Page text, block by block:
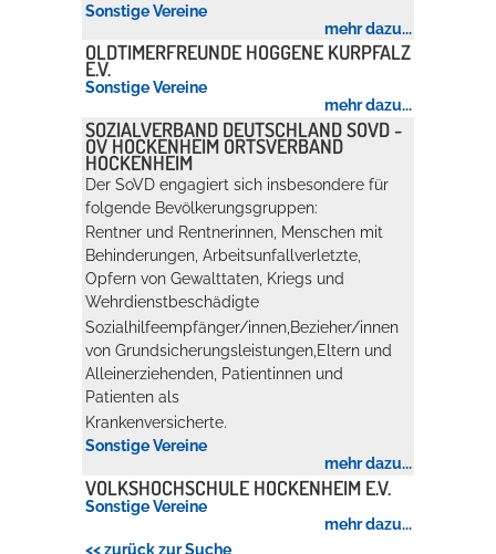
Sonstige Vereine
mehr dazu...
OLDTIMERFREUNDE HOGGENE KURPFALZ
E.V.
Sonstige Vereine
mehr dazu...
SOZIALVERBAND DEUTSCHLAND SOVD -
OV HOCKENHEIM ORTSVERBAND
HOCKENHEIM
Der SoVD engagiert sich insbesondere für
folgende Bevölkerungsgruppen:
Rentner und Rentnerinnen, Menschen mit
Behinderungen, Arbeitsunfallverletzte,
Opfern von Gewalttaten, Kriegs und
Wehrdienstbeschädigte
Sozialhilfeempfänger/innen,Bezieher/innen
von Grundsicherungsleistungen,Eltern und
Alleinerziehenden, Patientinnen und
Patienten als
Krankenversicherte.
Sonstige Vereine
mehr dazu...
VOLKSHOCHSCHULE HOCKENHEIM E.V.
Sonstige Vereine
mehr dazu...
<< zurück zur Suche